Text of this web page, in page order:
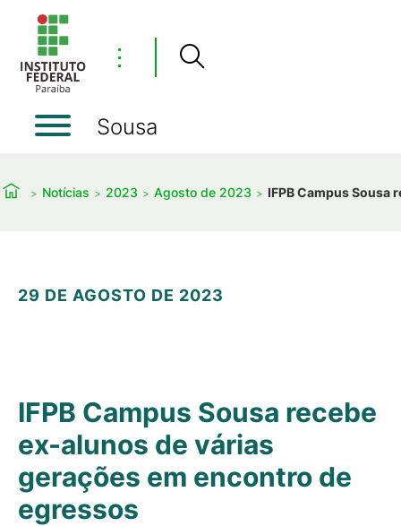
⋮
Sousa
Notícias 2023 Agosto de 2023 IFPB Campus Sousa
29 DE AGOSTO DE 2023
IFPB Campus Sousa recebe
ex-alunos de várias
gerações em encontro de
egressos